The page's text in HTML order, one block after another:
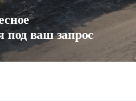
под ваш запрос